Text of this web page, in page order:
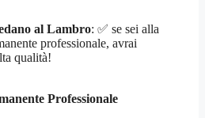
al Lambro: ✅ se sei alla
professionale, avrai
qualità!
Professionale